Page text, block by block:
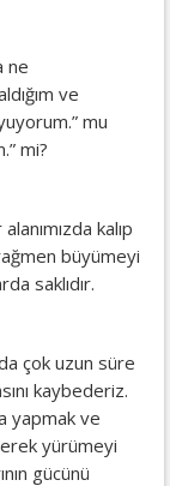
ne
ve
mu
mi?
kalıp
büyümeyi
saklıdır.
çok uzun süre
kaybederiz.
yapmak ve
yürümeyi
gücünü